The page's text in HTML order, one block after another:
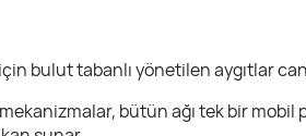
bulut tabanlı yönetilen aygıtlar
bütün ağı tek bir